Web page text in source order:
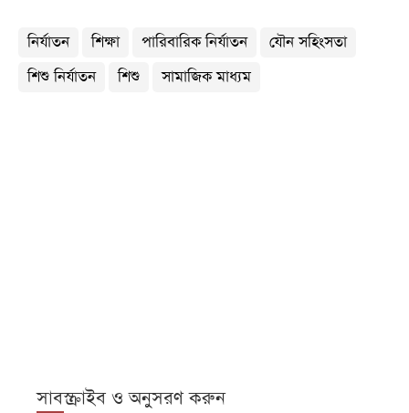
নির্যাতন শিক্ষা পারিবারিক নির্যাতন
যৌন সহিংসতা
শিশু নির্যাতন
শিশু সামাজিক মাধ্যম
সাবস্ক্রাইব ও অনুসরণ করুন